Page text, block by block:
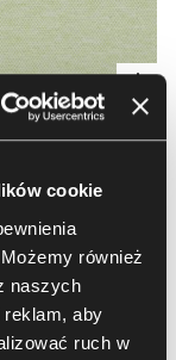
cookie
również
naszych
reklam, aby
ruch w